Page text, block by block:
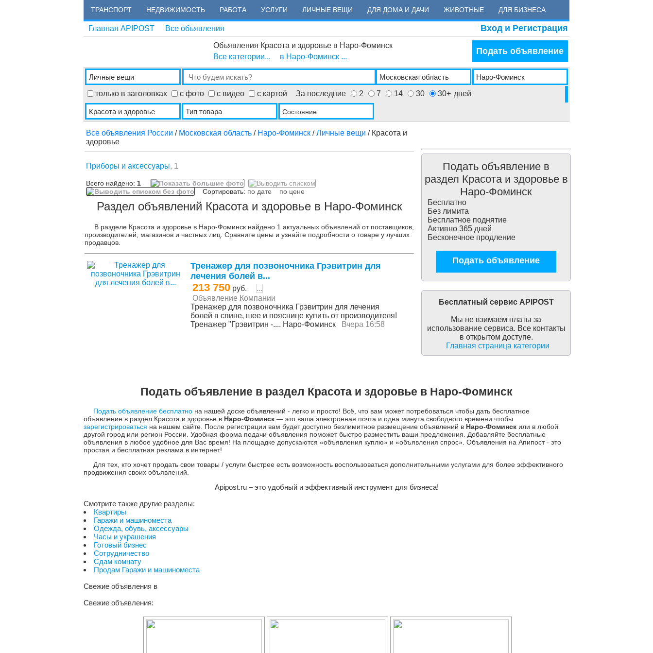
ТРАНСПОРТ НЕДВИЖИМОСТЬ РАБОТА УСЛУГИ ЛИЧНЫЕ ВЕЩИ ДЛЯ ДОМА И ДАЧИ ЖИВОТНЫЕ ДЛЯ БИЗНЕСА
Главная APIPOST Все объявления Вход и Регистрация
Объявления Красота и здоровье в Наро-Фоминск
Все категории...
в Наро-Фоминск ...
Подать объявление
только в заголовках с фото с видео с картой За последние 2 7 14 30 30+ дней
Состояние
Все объявления России / Московская область / Наро-Фоминск /Личные вещи / Красота и
здоровье
Приборы и аксессуары, 1
Всего найдено: 1
Сортировать: по дате по цене
Раздел объявлений Красота и здоровье в Наро-Фоминск
В разделе Красота и здоровье в Наро-Фоминск найдено 1 актуальных объявлений от поставщиков,
производителей, магазинов и частных лиц. Сравните цены и узнайте подробности о товаре у лучших
продавцов.
Тренажер для позвоночника Грэвитрин для
лечения болей в...
213 750 руб.
...
Объявление Компании
Тренажер для позвоночника Грэвитрин для лечения
болей в спине, шее и пояснице купить от производителя!
Тренажер "Грэвитрин -.... Наро-Фоминск
Вчера 16:58
Подать объявление в
раздел Красота и здоровье в
Наро-Фоминск
Бесплатно
Без лимита
Бесплатное поднятие
Активно 365 дней
Бесконечное продление
Подать объявление
Бесплатный сервис APIPOST
Мы не взимаем платы за
использование сервиса. Все контакты
в открытом доступе.
Главная страница категории
Подать объявление в раздел Красота и здоровье в Наро-Фоминск
Подать объявление бесплатно на нашей доске объявлений - легко и просто! Всё, что вам может потребоваться чтобы дать бесплатное
объявление в раздел Красота и здоровье в Наро-Фоминск — это ваша электронная почта и одна минута свободного времени чтобы
зарегистрироваться на нашем сайте. После регистрации вам будет доступно безлимитное размещение объявлений в Наро-Фоминск или в любой
другой город или регион России. Удобная форма подачи объявления поможет быстро разместить ваши предложения. Добавляйте бесплатные
объявления в любое удобное для Вас время! На площадке допускаются «объявления куплю» и «объявления спрос». Объявления на Апипост - это
простая и бесплатная реклама в интернет!
Для тех, кто хочет продать свои товары / услуги быстрее есть возможность воспользоваться дополнительными услугами для более эффективного
продвижения своих объявлений.
Apipost.ru – это удобный и эффективный инструмент для бизнеса!
Смотрите также другие разделы:
Квартиры
Гаражи и машиноместа
Одежда, обувь, аксессуары
Часы и украшения
Готовый бизнес
Сотрудничество
Сдам комнату
Продам Гаражи и машиноместа
Свежие объявления в
Свежие объявления: